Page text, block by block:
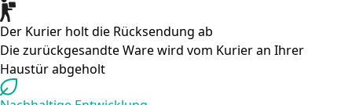
Der Kurier holt die Rücksendung ab
Die zurückgesandte Ware wird vom Kurier an Ihrer
Haustür abgeholt